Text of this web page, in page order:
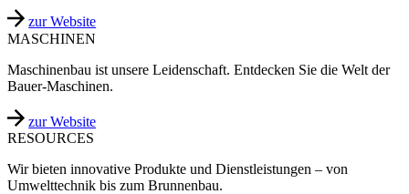
zur Website
MASCHINEN
Maschinenbau ist unsere Leidenschaft. Entdecken Sie die Welt der
Bauer-Maschinen.
zur Website
RESOURCES
Wir bieten innovative Produkte und Dienstleistungen – von
Umwelttechnik bis zum Brunnenbau.